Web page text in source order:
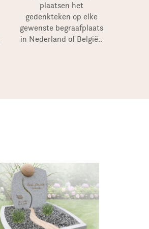
plaatsen het
gedenkteken op elke
gewenste begraafplaats
in Nederland of België..